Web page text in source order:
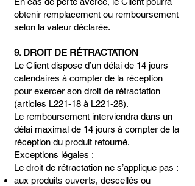
obtenir remplacement ou remboursement
selon la valeur déclarée.
9. DROIT DE RÉTRACTATION
Le Client dispose d’un délai de 14 jours
calendaires à compter de la réception
pour exercer son droit de rétractation
(articles L221-18 à L221-28).
Le remboursement interviendra dans un
délai maximal de 14 jours à compter de la
réception du produit retourné.
Exceptions légales :
Le droit de rétractation ne s’applique pas :
aux produits ouverts, descellés ou